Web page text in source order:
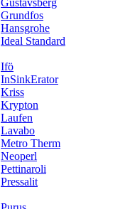
Gustavsberg
Grundfos
Hansgrohe
Ideal Standard
Ifö
InSinkErator
Kriss
Krypton
Laufen
Lavabo
Metro Therm
Neoperl
Pettinaroli
Pressalit